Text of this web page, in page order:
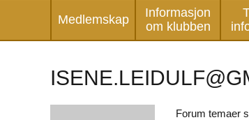
Medlemskap
Informasjon
om klubben
Forum temaer